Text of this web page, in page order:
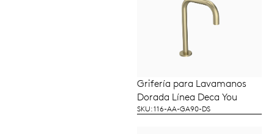
LEER MÁS
Grifería para Lavamanos
Dorada Línea Deca You
SKU: 116-AA-GA90-DS